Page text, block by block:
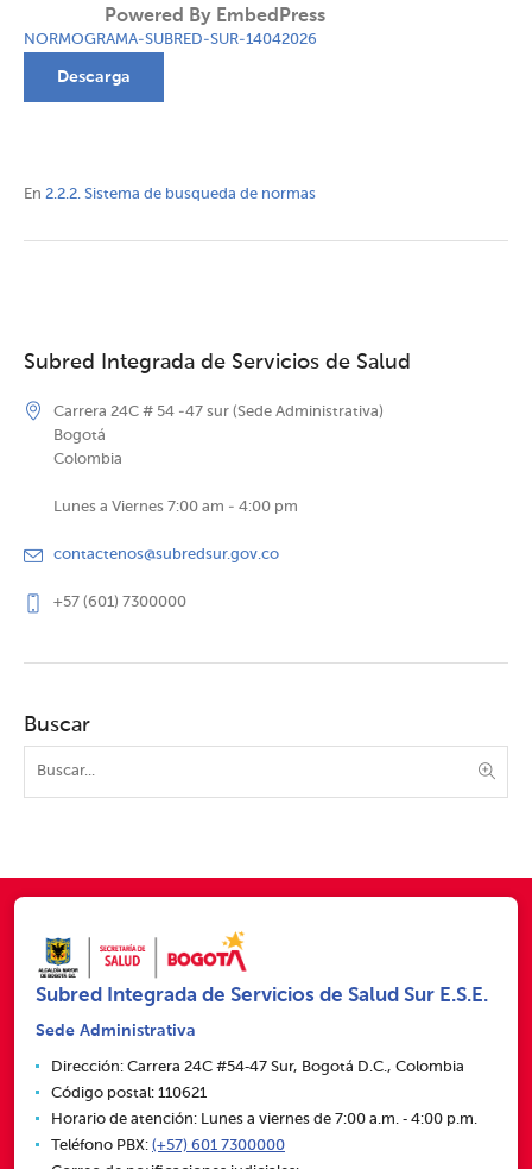
Powered By EmbedPress
NORMOGRAMA-SUBRED-SUR-14042026
Descarga
En 2.2.2. Sistema de busqueda de normas
Subred Integrada de Servicios de Salud
Carrera 24C # 54 -47 sur (Sede Administrativa)
Bogotá
Colombia
Lunes a Viernes 7:00 am - 4:00 pm
contactenos@subredsur.gov.co
+57 (601) 7300000
Buscar
Subred Integrada de Servicios de Salud Sur E.S.E.
Sede Administrativa
Dirección: Carrera 24C #54‑47 Sur, Bogotá D.C., Colombia
Código postal: 110621
Horario de atención: Lunes a viernes de 7:00 a.m. ‑ 4:00 p.m.
Teléfono PBX: (+57) 601 7300000